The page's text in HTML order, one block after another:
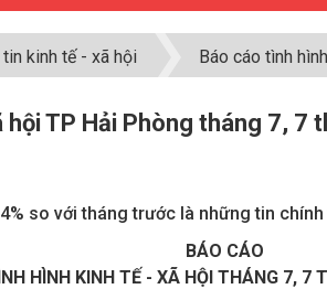
kinh tế - xã hội Báo cáo tình
hội TP Hải Phòng tháng 7, 7
so với tháng trước là những tin
BÁO CÁO
HÌNH KINH TẾ - XÃ HỘI THÁNG 7, 7